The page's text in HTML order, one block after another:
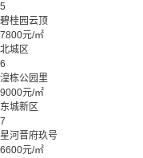
5
碧桂园云顶
7800元/㎡
北城区
6
湟栋公园里
9000元/㎡
东城新区
7
星河晋府玖号
6600元/㎡